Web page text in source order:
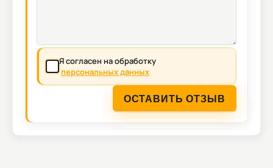
Я согласен на обработку
персональных данных
ОСТАВИТЬ ОТЗЫВ